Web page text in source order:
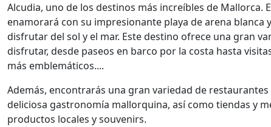
Alcudia, uno de los destinos más increíbles de Mallorca.
enamorará con su impresionante playa de arena blanca
disfrutar del sol y el mar. Este destino ofrece una gran
disfrutar, desde paseos en barco por la costa hasta
más emblemáticos....
Además, encontrarás una gran variedad de
deliciosa gastronomía mallorquina, así como tiendas y
productos locales y souvenirs.